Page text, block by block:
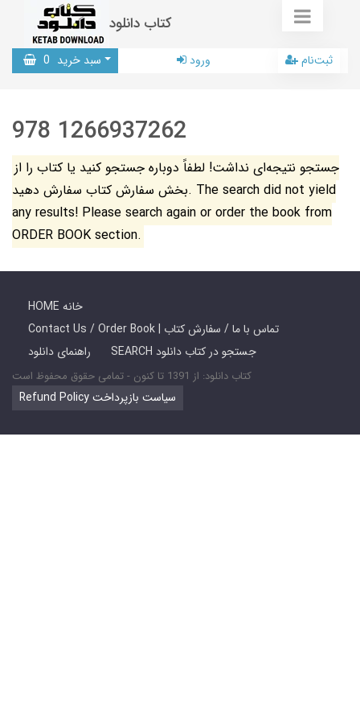
کتاب دانلود
سبد خرید 0 ورود ثبت‌نام
978 1266937262
جستجو نتیجه‌ای نداشت! لطفاً دوباره جستجو کنید یا کتاب را از
بخش سفارش کتاب سفارش دهید. The search did not yield
any results! Please search again or order the book from
ORDER BOOK section.
HOME خانه
Contact Us / Order Book | تماس با ما / سفارش کتاب
راهنمای دانلود
SEARCH جستجو در کتاب دانلود
کتاب دانلود: از 1391 تا کنون - تمامی حقوق محفوظ است
Refund Policy سیاست بازپرداخت